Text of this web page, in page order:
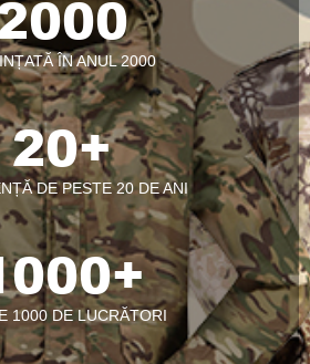
ÎN ANUL 2000
20+
DE PESTE 20 DE ANI
+
1000 DE LUCRĂTORI